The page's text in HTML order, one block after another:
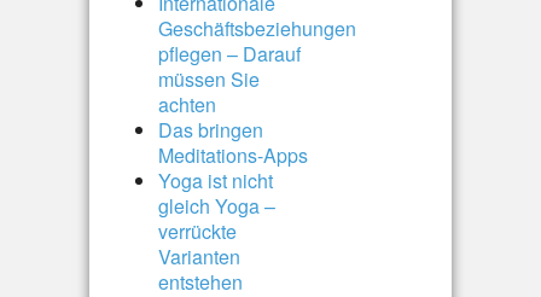
Geschäftsbeziehungen
pflegen – Darauf
müssen Sie
achten
Das bringen
Meditations-Apps
Yoga ist nicht
gleich Yoga –
verrückte
Varianten
entstehen